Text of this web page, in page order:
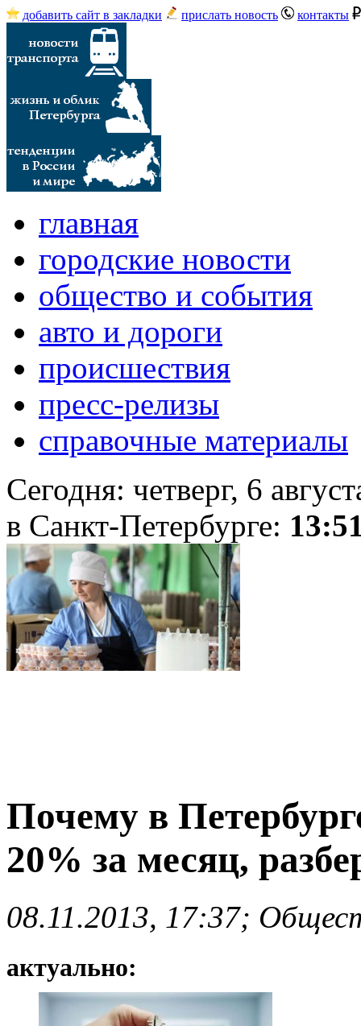
добавить сайт в закладки прислать новость контакты
главная
городские новости
общество и события
авто и дороги
происшествия
пресс-релизы
справочные материалы
Сегодня: четверг, 6
в Санкт-Петербурге:
Почему в
20% за месяц,
08.11.2013, 17:37;
актуально: